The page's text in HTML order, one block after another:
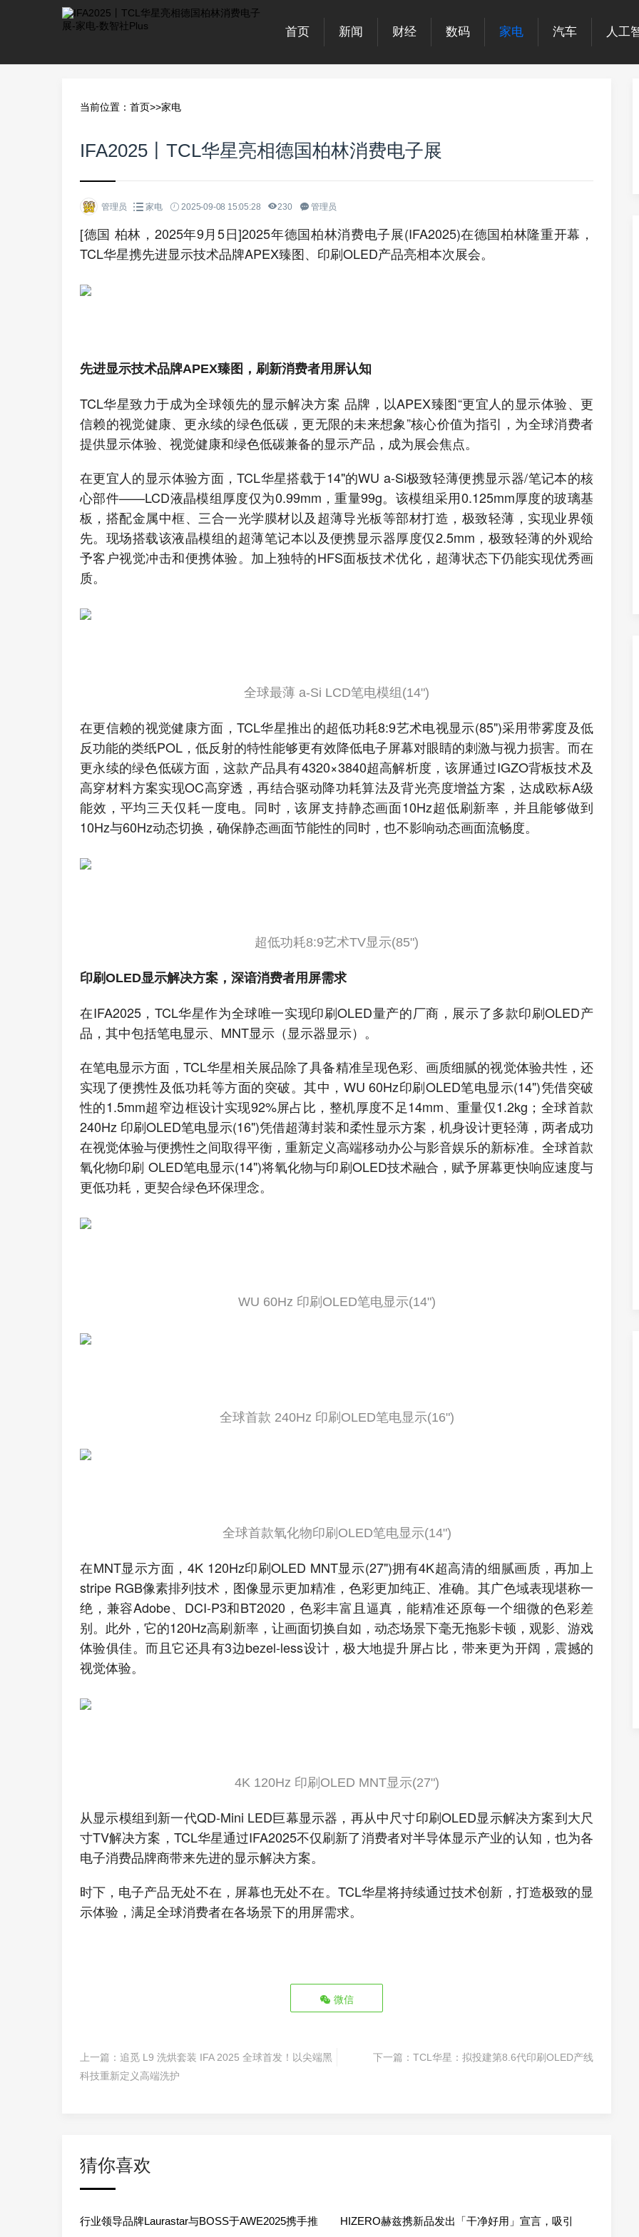
首页 新闻 财经 数码 家电 汽车 人工
当前位置： 首页>>家电
IFA2025丨TCL华星亮相德国柏林消费电子展
管理员 家电 2025-09-08 15:05:28 230 管理员
[德国 柏林，2025年9月5日]2025年德国柏林消费电子展(IFA2025)在德国柏林隆重开幕，
TCL华星携先进显示技术品牌APEX臻图、印刷OLED产品亮相本次展会。
先进显示技术品牌APEX臻图，刷新消费者用屏认知
TCL华星致力于成为全球领先的显示解决方案 品牌，以APEX臻图“更宜人的显示体验、更
信赖的视觉健康、更永续的绿色低碳，更无限的未来想象”核心价值为指引，为全球消费者
提供显示体验、视觉健康和绿色低碳兼备的显示产品，成为展会焦点。
在更宜人的显示体验方面，TCL华星搭载于14"的WU a-Si极致轻薄便携显示器/笔记本的核
心部件——LCD液晶模组厚度仅为0.99mm，重量99g。该模组采用0.125mm厚度的玻璃基
板，搭配金属中框、三合一光学膜材以及超薄导光板等部材打造，极致轻薄，实现业界领
先。现场搭载该液晶模组的超薄笔记本以及便携显示器厚度仅2.5mm，极致轻薄的外观给
予客户视觉冲击和便携体验。加上独特的HFS面板技术优化，超薄状态下仍能实现优秀画
质。
全球最薄 a-Si LCD笔电模组(14")
在更信赖的视觉健康方面，TCL华星推出的超低功耗8:9艺术电视显示(85")采用带雾度及低
反功能的类纸POL，低反射的特性能够更有效降低电子屏幕对眼睛的刺激与视力损害。而在
更永续的绿色低碳方面，这款产品具有4320×3840超高解析度，该屏通过IGZO背板技术及
高穿材料方案实现OC高穿透，再结合驱动降功耗算法及背光亮度增益方案，达成欧标A级
能效，平均三天仅耗一度电。同时，该屏支持静态画面10Hz超低刷新率，并且能够做到
10Hz与60Hz动态切换，确保静态画面节能性的同时，也不影响动态画面流畅度。
超低功耗8:9艺术TV显示(85")
印刷OLED显示解决方案，深谙消费者用屏需求
在IFA2025，TCL华星作为全球唯一实现印刷OLED量产的厂商，展示了多款印刷OLED产
品，其中包括笔电显示、MNT显示（显示器显示）。
在笔电显示方面，TCL华星相关展品除了具备精准呈现色彩、画质细腻的视觉体验共性，还
实现了便携性及低功耗等方面的突破。其中，WU 60Hz印刷OLED笔电显示(14")凭借突破
性的1.5mm超窄边框设计实现92%屏占比，整机厚度不足14mm、重量仅1.2kg；全球首款
240Hz 印刷OLED笔电显示(16")凭借超薄封装和柔性显示方案，机身设计更轻薄，两者成功
在视觉体验与便携性之间取得平衡，重新定义高端移动办公与影音娱乐的新标准。全球首款
氧化物印刷 OLED笔电显示(14")将氧化物与印刷OLED技术融合，赋予屏幕更快响应速度与
更低功耗，更契合绿色环保理念。
WU 60Hz 印刷OLED笔电显示(14")
全球首款 240Hz 印刷OLED笔电显示(16")
全球首款氧化物印刷OLED笔电显示(14")
在MNT显示方面，4K 120Hz印刷OLED MNT显示(27")拥有4K超高清的细腻画质，再加上
stripe RGB像素排列技术，图像显示更加精准，色彩更加纯正、准确。其广色域表现堪称一
绝，兼容Adobe、DCI-P3和BT2020，色彩丰富且逼真，能精准还原每一个细微的色彩差
别。此外，它的120Hz高刷新率，让画面切换自如，动态场景下毫无拖影卡顿，观影、游戏
体验俱佳。而且它还具有3边bezel-less设计，极大地提升屏占比，带来更为开阔，震撼的
视觉体验。
4K 120Hz 印刷OLED MNT显示(27")
从显示模组到新一代QD-Mini LED巨幕显示器，再从中尺寸印刷OLED显示解决方案到大尺
寸TV解决方案，TCL华星通过IFA2025不仅刷新了消费者对半导体显示产业的认知，也为各
电子消费品牌商带来先进的显示解决方案。
时下，电子产品无处不在，屏幕也无处不在。TCL华星将持续通过技术创新，打造极致的显
示体验，满足全球消费者在各场景下的用屏需求。
微信
上一篇： 追觅 L9 洗烘套装 IFA 2025 全球首发！以尖端黑
科技重新定义高端洗护
下一篇： TCL华星：拟投建第8.6代印刷OLED产线
猜你喜欢
行业领导品牌Laurastar与BOSS于AWE2025携手推 HIZERO赫兹携新品发出「干净好用」宣言，吸引